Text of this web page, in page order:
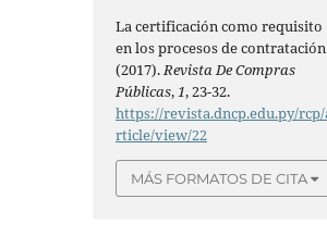
La certificación como requisito
en los procesos de
(2017). Revista De Compras
Públicas, 1, 23-32.
https://revista.dncp.edu.py/rcp/
rticle/view/22
MÁS FORMATOS DE CITA